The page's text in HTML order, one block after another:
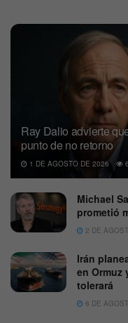
Ray Dalio advierte
punto de no retorno
1 DE AGOSTO DE 2026
Michael
prometió
2 DE
Irán
en Ormuz
tolerará
6 DE